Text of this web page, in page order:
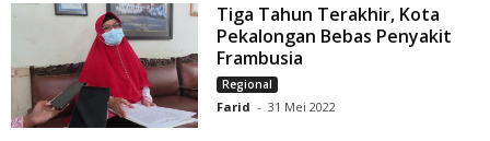
Tiga Tahun Terakhir, Kota
Pekalongan Bebas Penyakit
Frambusia
Regional
Farid - 31 Mei 2022